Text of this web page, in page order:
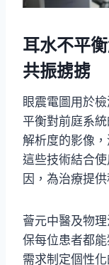
耳水不平
共振掳掳
眼震電圖用於
平衡對前庭系
解析度的影像
這些技術結合
因，為治療提供
薈元中醫及物
保每位患者都
需求制定個性化